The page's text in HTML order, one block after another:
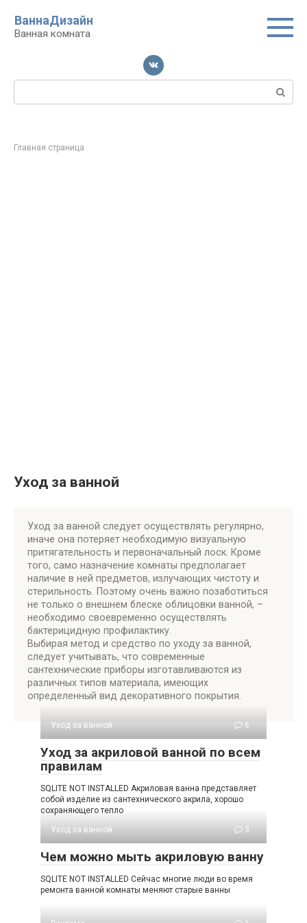
контенту
ВаннаДизайн
Ванная комната
Поиск:
Главная страница
Уход за ванной
Уход за ванной следует осуществлять регулярно,
иначе она потеряет необходимую визуальную
притягательность и первоначальный лоск. Кроме
того, само назначение комнаты предполагает
наличие в ней предметов, излучающих чистоту и
стерильность. Поэтому очень важно позаботиться
не только о внешнем блеске облицовки ванной, –
необходимо своевременно осуществлять
бактерицидную профилактику.
Выбирая метод и средство по уходу за ванной,
следует учитывать, что современные
сантехнические приборы изготавливаются из
различных типов материала, имеющих
определенный вид декоративного покрытия.
Уход за ванной 6
Уход за акриловой ванной по всем
правилам
SQLITE NOT INSTALLED Акриловая ванна представляет
собой изделие из сантехнического акрила, хорошо
сохраняющего тепло
Уход за ванной
3
Чем можно мыть акриловую ванну
SQLITE NOT INSTALLED Сейчас многие люди во время
ремонта ванной комнаты меняют старые ванны